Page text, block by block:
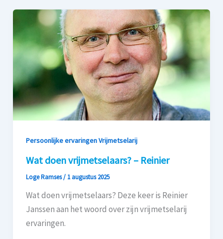
Persoonlijke ervaringen Vrijmetselarij
Wat doen vrijmetselaars? – Reinier
Loge Ramses/ 1 augustus 2025
Wat doen vrijmetselaars? Deze keer is Reinier
Janssen aan het woord over zijn vrijmetselarij
ervaringen.